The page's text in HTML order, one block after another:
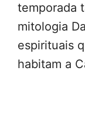
temporada
mitologia
espirituais
habitam a